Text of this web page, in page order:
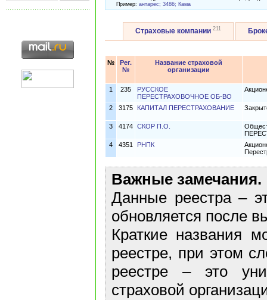
Пример: антарес; 3486; Кама
Страховые компании 211
№
Рег.
№
Название страховой
организации
1 235
РУССКОЕ
ПЕРЕСТРАХОВОЧНОЕ ОБ-ВО
2 3175 КАПИТАЛ ПЕРЕСТРАХОВАНИЕ
3 4174 СКОР П.О.
4
4351 РНПК
Важные замечания.
Данные реестра –
обновляется после
Краткие названия
реестре, при этом
реестре – это
страховой